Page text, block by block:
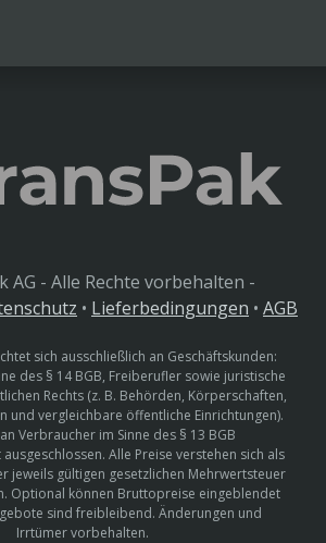
AG - Alle Rechte vorbehalten -
• Lieferbedingungen • AGB
sich ausschließlich an Geschäftskunden:
des § 14 BGB, Freiberufler sowie juristische
Rechts (z. B. Behörden, Körperschaften,
und vergleichbare öffentliche Einrichtungen).
Verbraucher im Sinne des § 13 BGB
Alle Preise verstehen sich als
jeweils gültigen gesetzlichen Mehrwertsteuer
Optional können Bruttopreise eingeblendet
sind freibleibend. Änderungen und
Irrtümer vorbehalten.